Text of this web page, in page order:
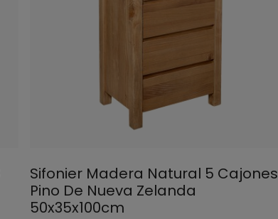
Sifonier Madera Natural 5 Cajones
Pino De Nueva Zelanda
50x35x100cm